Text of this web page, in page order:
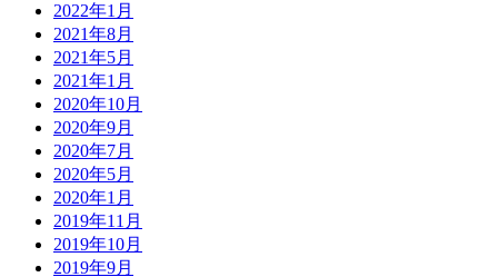
2022年1月
2021年8月
2021年5月
2021年1月
2020年10月
2020年9月
2020年7月
2020年5月
2020年1月
2019年11月
2019年10月
2019年9月